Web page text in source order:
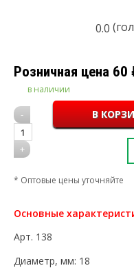
0.0
Розничная цена 60
в наличии
-
1
+
* Оптовые цены уточняйте
Основные
Арт. 138
Диаметр, мм: 18